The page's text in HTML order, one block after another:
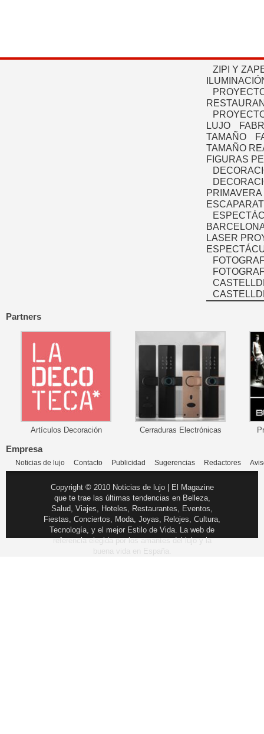
ZIPI Y
LUJO
TAMAÑO
TAMAÑO
FIGURAS
PRIMAVERA
LASER
Partners
Artículos Decoración Cerraduras Electrónicas
Empresa
Noticias de lujo Contacto Publicidad Sugerencias Redactores
Copyright © 2010 Noticias de lujo | El Magazine
que te trae las últimas tendencias en Belleza,
Salud, Viajes, Hoteles, Restaurantes, Eventos,
Fiestas, Conciertos, Moda, Joyas, Relojes, Cultura,
Tecnología, y el mejor Estilo de Vida. La web de
referencia elegida por los amantes del lujo y la